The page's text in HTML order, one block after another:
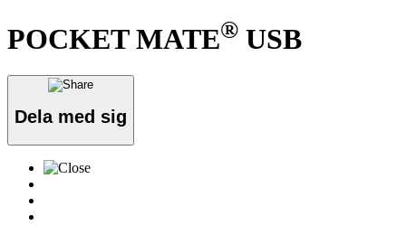
POCKET MATE® USB
Dela med sig